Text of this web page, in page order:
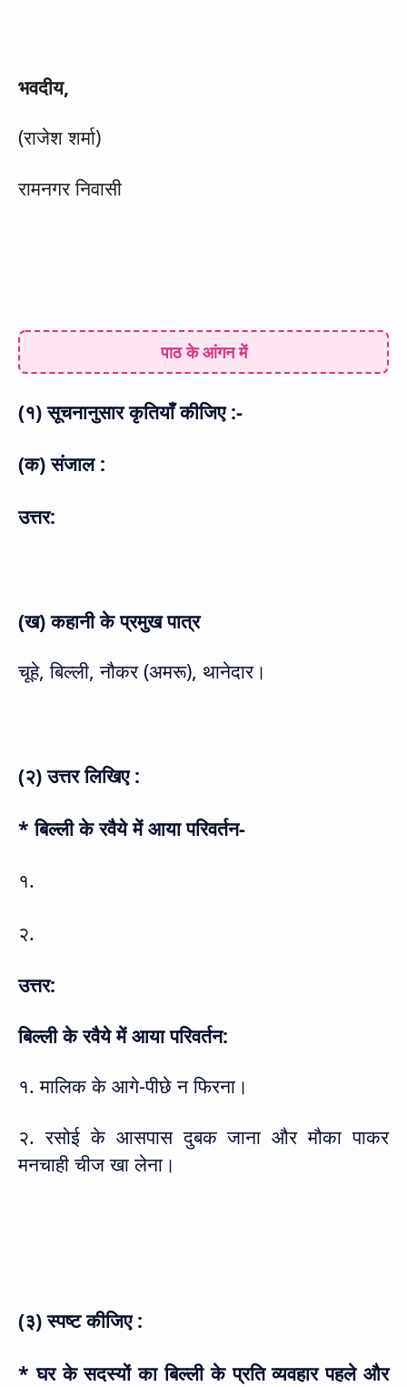
भवदीय,
(राजेश शर्मा)
रामनगर निवासी
पाठ के आंगन में
(१) सूचनानुसार कृतियाँ कीजिए :-
(क) संजाल :
उत्तर:
(ख) कहानी के प्रमुख पात्र
चूहे,बिल्ली,नौकर (अमरू), थानेदार।
(२) उत्तर लिखिए :
* बिल्ली के रवैये में आया परिवर्तन-
१.
२.
उत्तर:
बिल्ली के रवैये में आया परिवर्तन:
१. मालिक के आगे-पीछे न फिरना।
२. रसोई के आसपास दुबक जाना और मौका पाकर
मनचाही चीज खा लेना।
(३) स्पष्ट कीजिए :
* घर के सदस्यों का बिल्ली के प्रति व्यवहार पहले और